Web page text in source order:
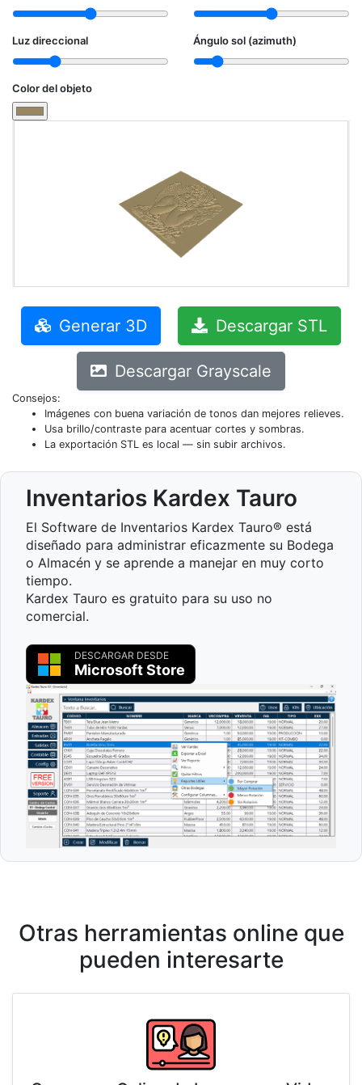
Luz direccional Ángulo sol (azimuth)
Color del objeto
Generar 3D Descargar STL
Descargar Grayscale
Consejos:
Imágenes con buena variación de tonos dan mejores relieves.
Usa brillo/contraste para acentuar cortes y sombras.
La exportación STL es local — sin subir archivos.
Inventarios Kardex Tauro
El Software de Inventarios Kardex Tauro® está
diseñado para administrar eficazmente su Bodega
o Almacén y se aprende a manejar en muy corto
tiempo.
Kardex Tauro es gratuito para su uso no
comercial.
DESCARGAR DESDE
Microsoft Store
Otras herramientas online que
pueden interesarte